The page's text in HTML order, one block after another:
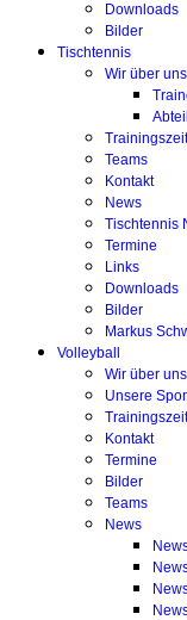
Downloads
Bilder
Tischtennis
Wir über uns
Teams
Kontakt
News
Tischtennis
Termine
Links
Downloads
Bilder
Markus
Volleyball
Wir über uns
Unsere
Kontakt
Termine
Bilder
Teams
News